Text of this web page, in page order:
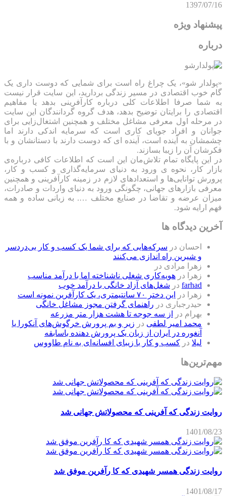
1397/07/16
پیشنهاد ویژه
درباره
«پولدار شو»، یک چراغ راه است برای شمایی که دوست داری یک
گام خوب اقتصادی در مسیر زندگی بردارید، این سایت قرار نیست
به شما صرفا اطلاعات کلی درباره کارآفرینی بدهد یا مفاهیم
اقتصادی را برایتان توضیح بدهد، هدف گروه گردانندگان این سایت
در مرحله اول معرفی مشاغل مختلف و همچنین اشتغال‌زایی برای
جوانان و افراد جویای کاری است که سرمایه اندکی دارند اما
چشمشان به آینده است، آینده ای که دوست دارند با دستانشان و با
فکرشان آن را زیبا بسازند.
در این پایگاه تمام تلاش‌مان این است که ‌اطلاعات کافی درباره‌ی
بازار کار، نحوه ی ورود به دنیای سرمایه‌گذاری و کسب و کار،
پرورش توانایی‌ها و استعدادهای لازم در زمینه کارآفرینی و همچنین
معرفی بازارهای جهانی، چگونگی ورود به دنیای واردات و صادرات،
میزان عرضه و تقاضا در صنایع مختلف …. به زبانی ساده و همه
فهم ارایه شود.
آخرین دیدگاه ها
احسان در سرکه‌هایی که برای شما یک کسب و کار بی‌دردسر
و شیرین راه اندازی می‌کنند
زهرا مرادی در
زهرا
در هویه‌کاری شغلی ناشناخته اما با درآمد مناسب
farhad در شغل‌های آزاد خانگی با درآمد خوب
زهرا
در
این دختر ۷۰ سانتیمتری، یک کارآفرین نمونه است
حیدرجباری در راهنمای گرفتن مجوز مشاغل خانگی
بهرام در
از سه جوجه تا هشت هزار متر مزرعه
محمد امیر لطفی در زیر و بم پرورش خرگوش‌های آنکورا یا
آنغوره در ایران از زبان یک پرورش دهنده باسابقه
لیلا در کسب و کار با زیبای افسانه‌ای به نام طاووس
مهم‌ترین‌ها
روایت زندگی که آفرینی که محصولاتش جهانی شد
1401/08/23
روایت زندگی همسر شهیدی که کا رآفرین موفق شد
1401/08/17